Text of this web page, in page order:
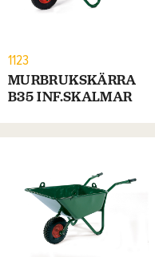
1123
MURBRUKSKÄRRA
B35 INF.SKALMAR